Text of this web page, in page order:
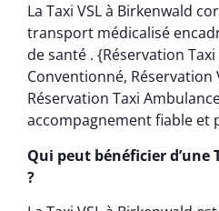
La Taxi VSL à Birkenwald
transport médicalisé
de santé . {Réservation Taxi
Conventionné, Réservation
Réservation Taxi
accompagnement fiable et
Qui peut bénéficier d’une
?